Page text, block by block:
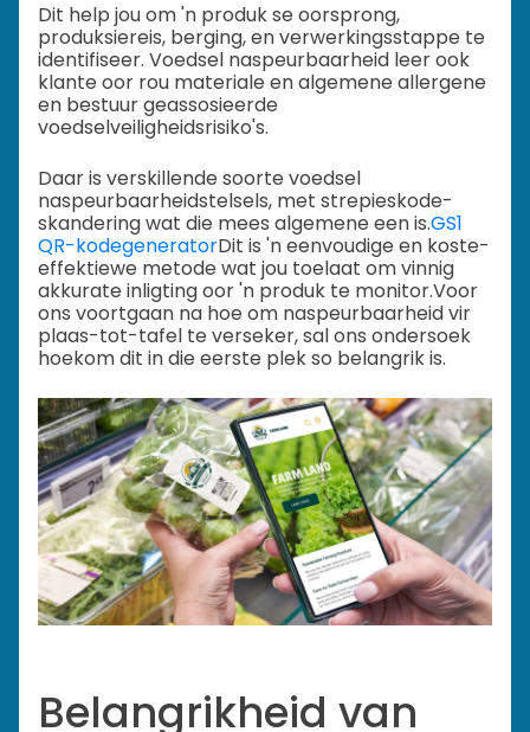
Dit help jou om 'n produk se oorsprong,
produksiereis, berging, en verwerkingsstappe te
identifiseer. Voedsel naspeurbaarheid leer ook
klante oor rou materiale en algemene allergene
en bestuur geassosieerde
voedselveiligheidsrisiko's.
Daar is verskillende soorte voedsel
naspeurbaarheidstelsels, met strepieskode-
skandering wat die mees algemene een is.GS1
QR-kodegeneratorDit is 'n eenvoudige en koste-
effektiewe metode wat jou toelaat om vinnig
akkurate inligting oor 'n produk te monitor.Voor
ons voortgaan na hoe om naspeurbaarheid vir
plaas-tot-tafel te verseker, sal ons ondersoek
hoekom dit in die eerste plek so belangrik is.
Belangrikheid van